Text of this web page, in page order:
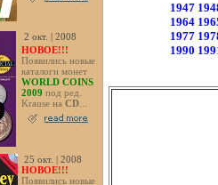
2 окт. | 2008
НОВОЕ!!!
Появились новые
каталоги монет
WORLD COINS
2009 под ред.
Krause наCD
25 окт. | 2008
НОВОЕ!!!
Появились новые
1947
1964
1977
1990